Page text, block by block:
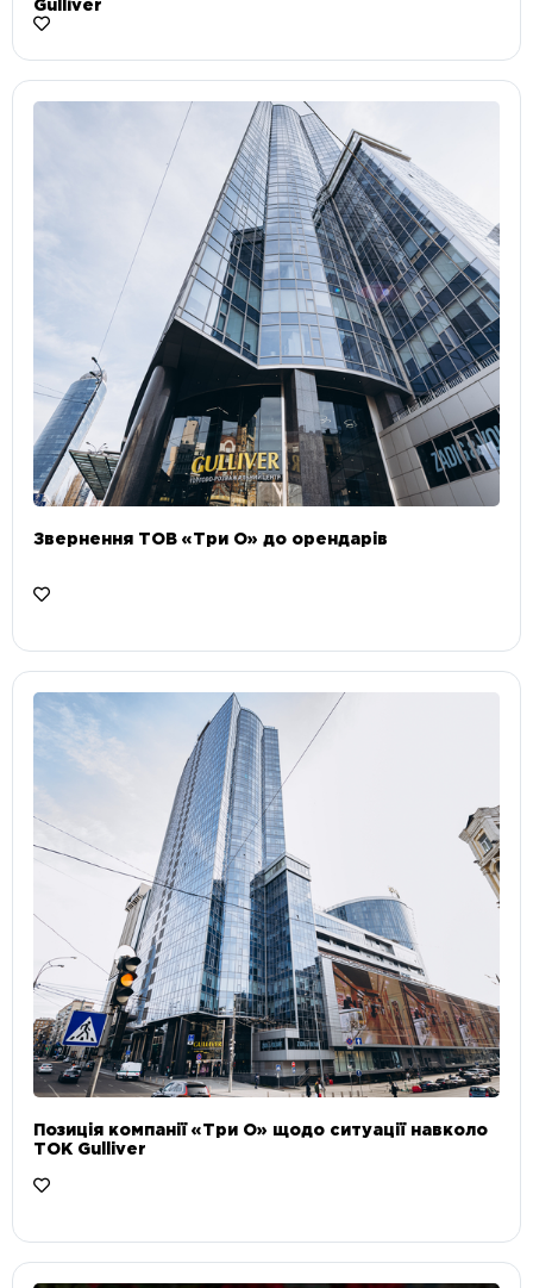
Gulliver
Звернення ТОВ «Три О» до орендарів
Позиція компанії «Три О» щодо ситуації навколо
ТОК Gulliver